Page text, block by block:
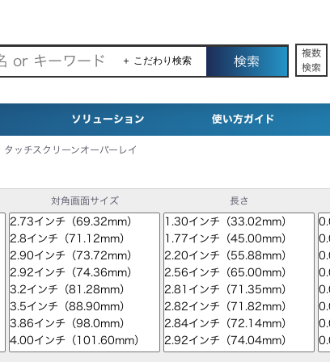
＋ こだわり検索
複数
検索
ソリューション 使い方ガイド
タッチスクリーンオーバーレイ
対角画面サイズ 長さ